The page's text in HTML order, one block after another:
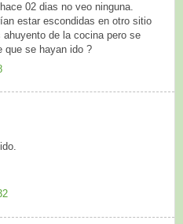
02 dias no veo ninguna.
estar escondidas en otro sitio
de la cocina pero se
que se hayan ido ?